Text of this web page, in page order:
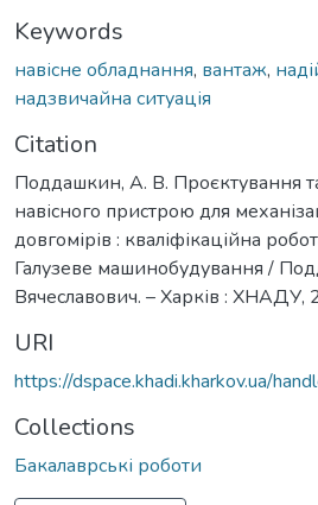
Keywords
навісне обладнання, вантаж,
надзвичайна ситуація
Citation
Поддашкин, А. В. Проєктування
навісного пристрою для
довгомірів : кваліфікаційна
Галузеве машинобудування /
Вячеславович. – Харків : ХНАДУ,
URI
https://dspace.khadi.kharkov.ua/
Collections
Бакалаврські роботи